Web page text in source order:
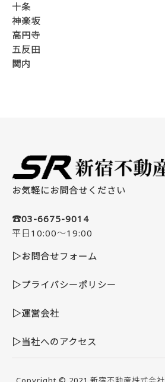
十条
神楽坂
高円寺
五反田
関内
お気軽にお問合せください
☎03-6675-9014
平日10:00～19:00
▷お問合せフォーム
▷プライバシーポリシー
▷運営会社
▷当社へのアクセス